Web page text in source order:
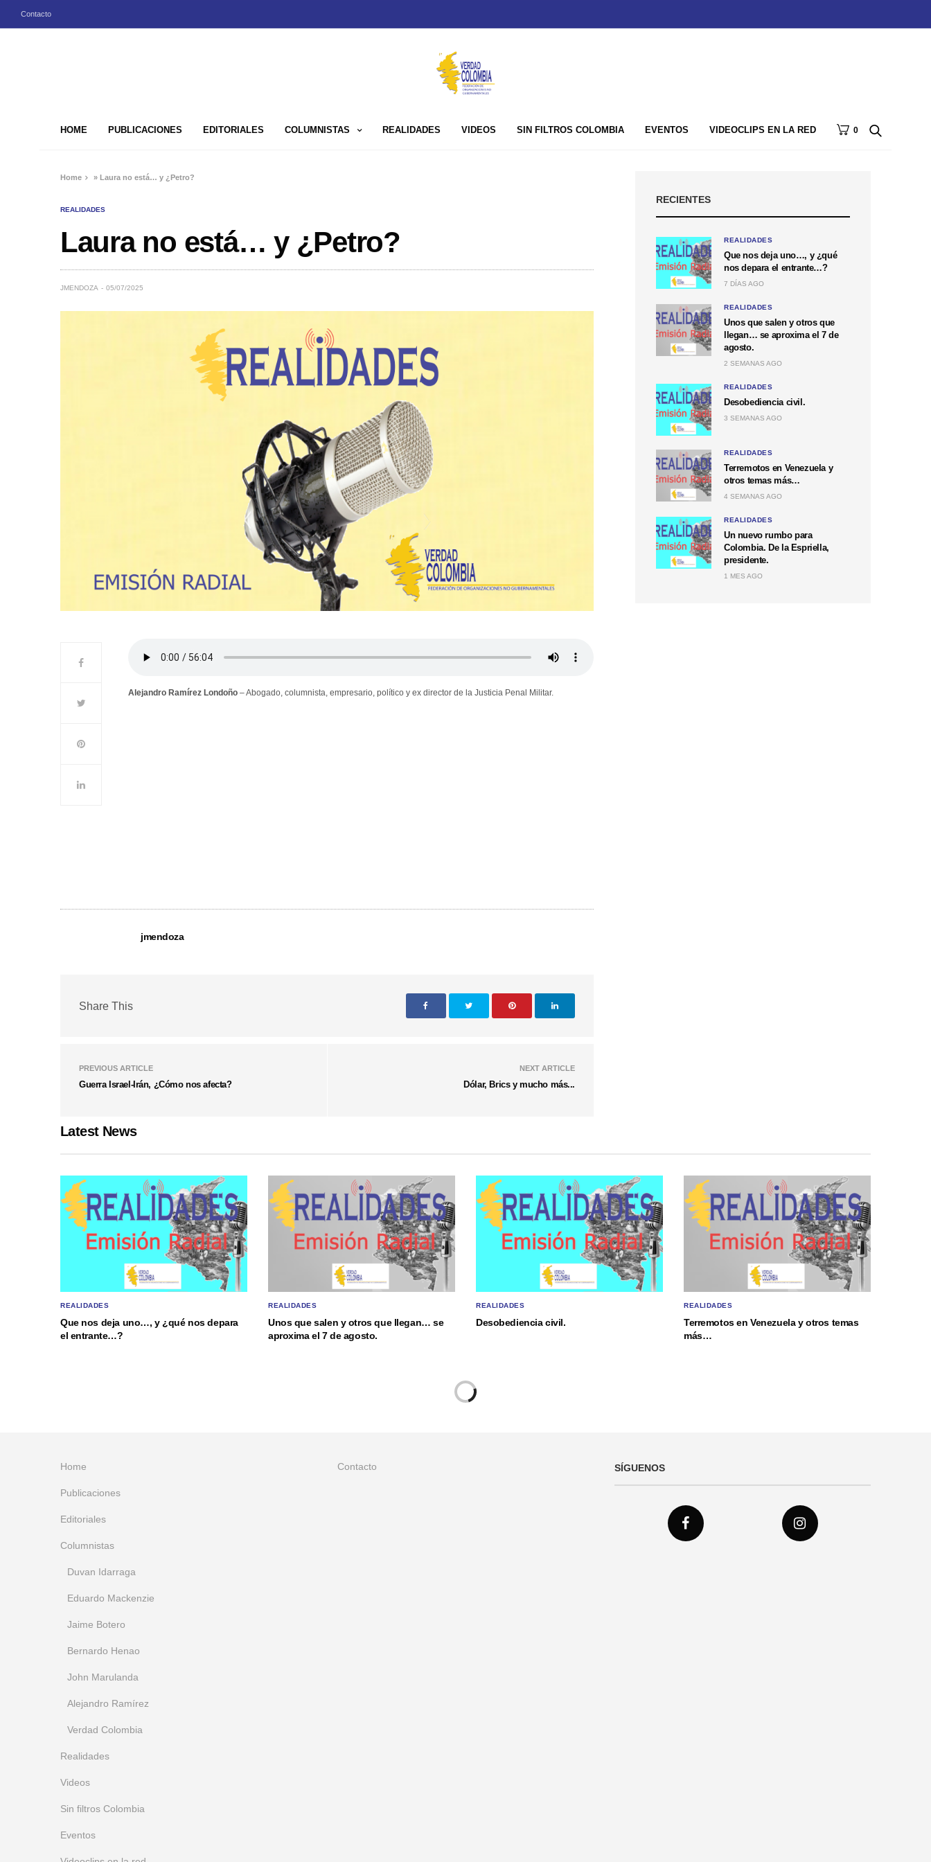
Contacto
HOME PUBLICACIONES EDITORIALES COLUMNISTAS REALIDADES VIDEOS SIN FILTROS COLOMBIA EVENTOS VIDEOCLIPS EN LA RED 0
Home »Laura no está… y ¿Petro?
REALIDADES
Laura no está… y ¿Petro?
JMENDOZA 05/07/2025
Alejandro Ramírez Londoño – Abogado, columnista, empresario, político y ex director de la Justicia Penal Militar.
jmendoza
Share This
PREVIOUS ARTICLE
Guerra Israel-Irán, ¿Cómo nos afecta?
NEXT ARTICLE
Dólar, Brics y mucho más...
RECIENTES
REALIDADES
Que nos deja uno…, y ¿qué
nos depara el entrante…?
7 DÍAS AGO
REALIDADES
Unos que salen y otros que
llegan… se aproxima el 7 de
agosto.
2 SEMANAS AGO
REALIDADES
Desobediencia civil.
3 SEMANAS AGO
REALIDADES
Terremotos en Venezuela y
otros temas más…
4 SEMANAS AGO
REALIDADES
Un nuevo rumbo para
Colombia. De la Espriella,
presidente.
1 MES AGO
Latest News
REALIDADES
Que nos deja uno…, y ¿qué nos depara
el entrante…?
REALIDADES
Unos que salen y otros que llegan… se
aproxima el 7 de agosto.
REALIDADES
Desobediencia civil.
REALIDADES
Terremotos en Venezuela y otros temas
más…
Home
Publicaciones
Editoriales
Columnistas
Duvan Idarraga
Eduardo Mackenzie
Jaime Botero
Bernardo Henao
John Marulanda
Alejandro Ramírez
Verdad Colombia
Realidades
Videos
Sin filtros Colombia
Eventos
Contacto SÍGUENOS